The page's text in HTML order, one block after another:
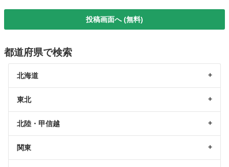
投稿画面へ (無料)
都道府県で検索
北海道
東北
北陸・甲信越
関東